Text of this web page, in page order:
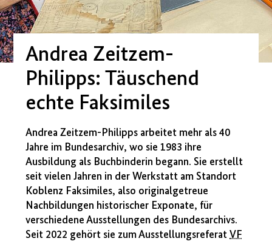
Andrea Zeitzem-
Philipps: Täuschend
echte Faksimiles
Andrea Zeitzem-Philipps arbeitet mehr als 40
Jahre im Bundesarchiv, wo sie 1983 ihre
Ausbildung als Buchbinderin begann. Sie erstellt
seit vielen Jahren in der Werkstatt am Standort
Koblenz Faksimiles, also originalgetreue
Nachbildungen historischer Exponate, für
verschiedene Ausstellungen des Bundesarchivs.
Seit 2022 gehört sie zum AusstellungsreferatVF